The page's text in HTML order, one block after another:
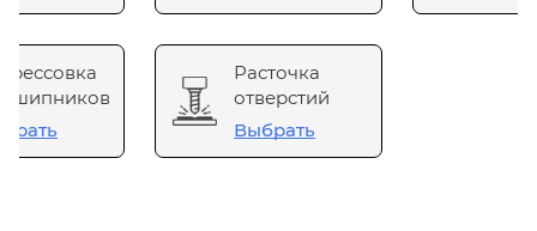
Расточка
отверстий
Выбрать